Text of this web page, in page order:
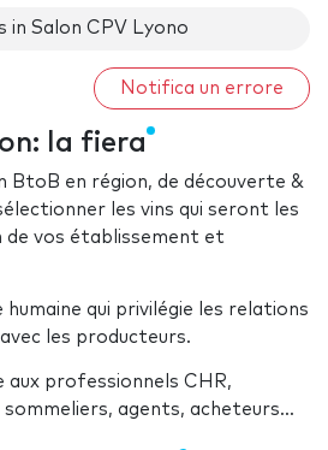
in Salon CPV Lyono
Notifica un errore
la fiera
BtoB en région, de découverte &
les vins qui seront les
de vos établissement et
qui privilégie les relations
les producteurs.
aux professionnels CHR,
agents, acheteurs...